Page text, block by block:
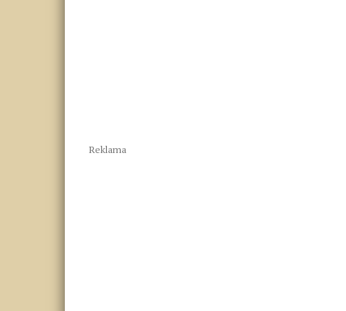
Reklama